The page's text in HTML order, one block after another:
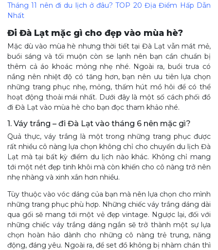
Tháng 11 nên đi du lịch ở đâu? TOP 20 Địa Điểm Hấp Dẫn
Nhất
Đi Đà Lạt mặc gì cho đẹp vào mùa hè?
Mặc dù vào mùa hè nhưng thời tiết tại Đà Lạt vẫn mát mẻ,
buổi sáng và tối muộn còn se lạnh nên bạn cần chuẩn bị
thêm cả áo khoác mỏng nhẹ nhé. Ngoài ra, buổi trưa có
nắng nên nhiệt độ có tăng hơn, bạn nên ưu tiên lựa chọn
những trang phục nhẹ, mỏng, thấm hút mồ hôi để có thể
hoạt động thoải mái nhất. Dưới đây là một số cách phối đồ
đi Đà Lạt vào mùa hè cho bạn đọc tham khảo nhé.
1. Váy trắng – đi Đà Lạt vào tháng 6 nên mặc gì?
Quả thực, váy trắng là một trong những trang phục được
rất nhiều cô nàng lựa chọn không chỉ cho chuyến du lịch Đà
Lạt mà tại bất kỳ điểm du lịch nào khác. Không chỉ mang
tới một nét đẹp tinh khôi mà còn khiến cho cô nàng trở nên
nhẹ nhàng và xinh xắn hơn nhiều.
Tùy thuộc vào vóc dáng của bạn mà nên lựa chọn cho mình
những trang phục phù hợp. Những chiếc váy trắng dáng dài
qua gối sẽ mang tới một vẻ đẹp vintage. Ngược lại, đối với
những chiếc váy trắng dáng ngắn sẽ trở thành một sự lựa
chọn hoàn hảo dành cho những cô nàng trẻ trung, năng
động, đáng yêu. Ngoài ra, để set đồ không bị nhàm chán thì